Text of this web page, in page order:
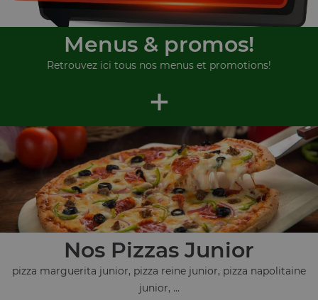
Menus & promos!
Retrouvez ici tous nos menus et promotions!
+
Nos Pizzas Junior
pizza marguerita junior, pizza reine junior, pizza napolitaine
junior, ...